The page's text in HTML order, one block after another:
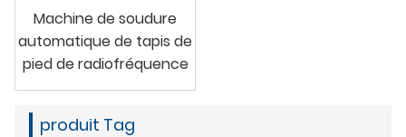
Machine de soudure
automatique de tapis de
pied de radiofréquence
produit Tag